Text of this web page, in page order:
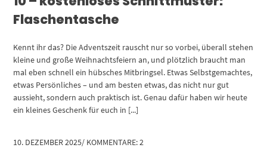
Flaschentasche
Kennt ihr das? Die Adventszeit rauscht nur so vorbei, überall stehen
kleine und große Weihnachtsfeiern an, und plötzlich braucht man
mal eben schnell ein hübsches Mitbringsel. Etwas Selbstgemachtes,
etwas Persönliches – und am besten etwas, das nicht nur gut
aussieht, sondern auch praktisch ist. Genau dafür haben wir heute
ein kleines Geschenk für euch in [...]
10. DEZEMBER 2025/ KOMMENTARE: 2